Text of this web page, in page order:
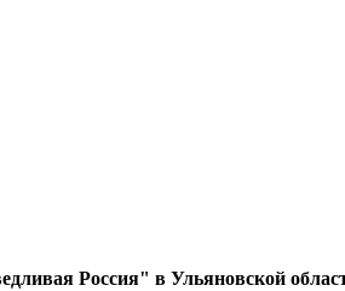
Россия" в Ульяновской